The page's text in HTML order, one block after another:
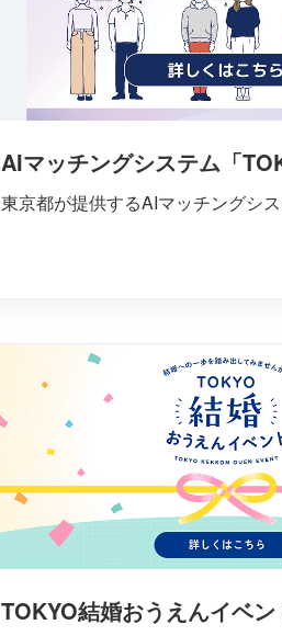
AIマッチングシステム「
東京都が提供するAIマッチングシス
TOKYO結婚おうえんイベン